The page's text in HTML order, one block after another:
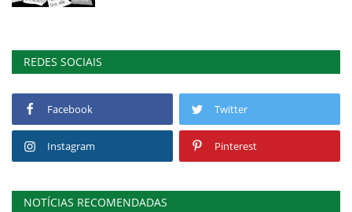
REDES SOCIAIS
Facebook Twitter
Instagram Pinterest
NOTÍCIAS RECOMENDADAS